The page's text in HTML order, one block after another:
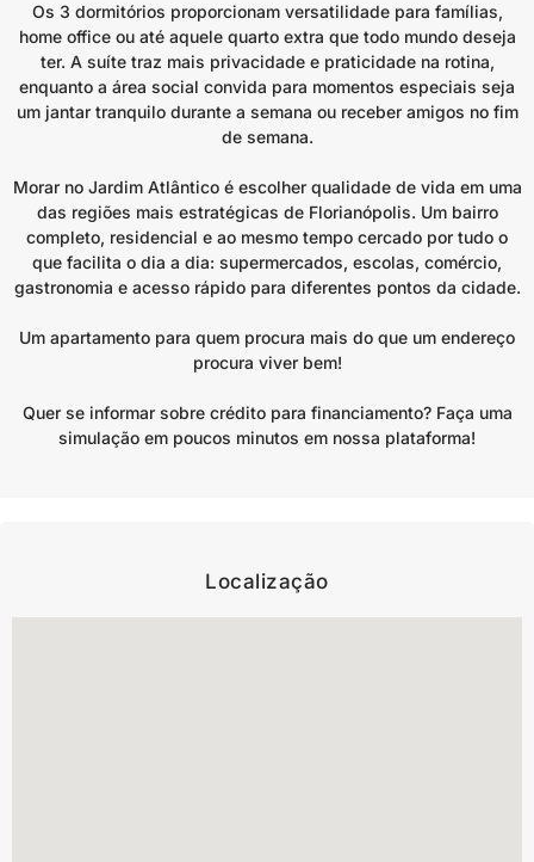
Os 3 dormitórios proporcionam versatilidade para famílias,
home office ou até aquele quarto extra que todo mundo deseja
ter. A suíte traz mais privacidade e praticidade na rotina,
enquanto a área social convida para momentos especiais seja
um jantar tranquilo durante a semana ou receber amigos no fim
de semana.
Morar no Jardim Atlântico é escolher qualidade de vida em uma
das regiões mais estratégicas de Florianópolis. Um bairro
completo, residencial e ao mesmo tempo cercado por tudo o
que facilita o dia a dia: supermercados, escolas, comércio,
gastronomia e acesso rápido para diferentes pontos da cidade.
Um apartamento para quem procura mais do que um endereço
procura viver bem!
Quer se informar sobre crédito para financiamento? Faça uma
simulação em poucos minutos em nossa plataforma!
Localização